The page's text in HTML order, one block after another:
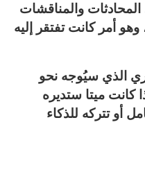
والمناقشات
أمر كانت تفتقر إليه
الذي سيُوجه نحو
كانت ميتا ستديره
أو تتركه للذكاء